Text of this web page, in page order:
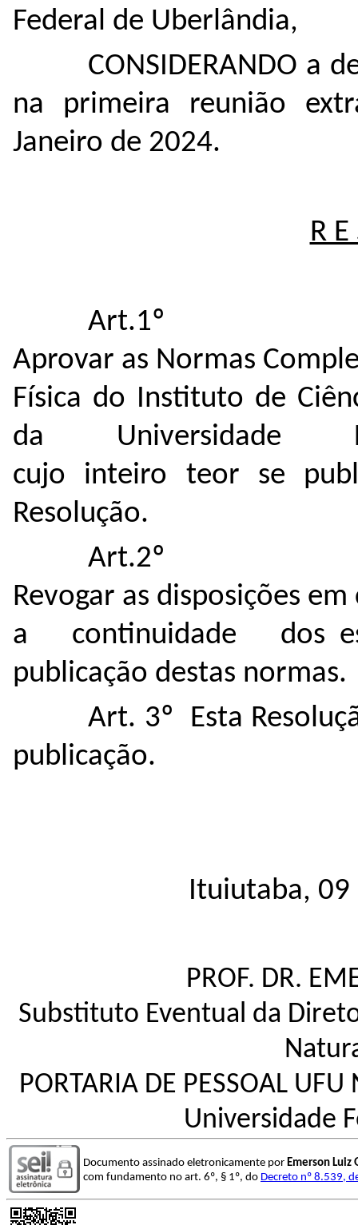
Federal de Uberlândia,
CONSIDERANDO a
na primeira reunião
Janeiro de 2024.
R
Art.1º
Aprovar as Normas
Física do Instituto de
da Universidade
cujo inteiro teor se
Resolução.
Art.2º
Revogar as disposições
a continuidade dos
publicação destas normas.
Art. 3º Esta
publicação.
Ituiutaba, 09
PROF. DR.
Substituto Eventual da
PORTARIA DE PESSOAL
Universidade
Documento assinado eletronicamente por Emerson Luiz
com fundamento no art. 6º, § 1º, do Decreto nº 8.539,